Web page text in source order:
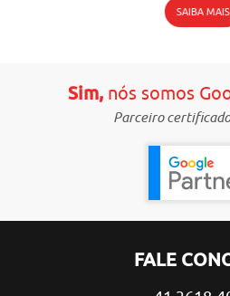
SAIBA MAIS
Sim,nós somos
Parceiro
FALE